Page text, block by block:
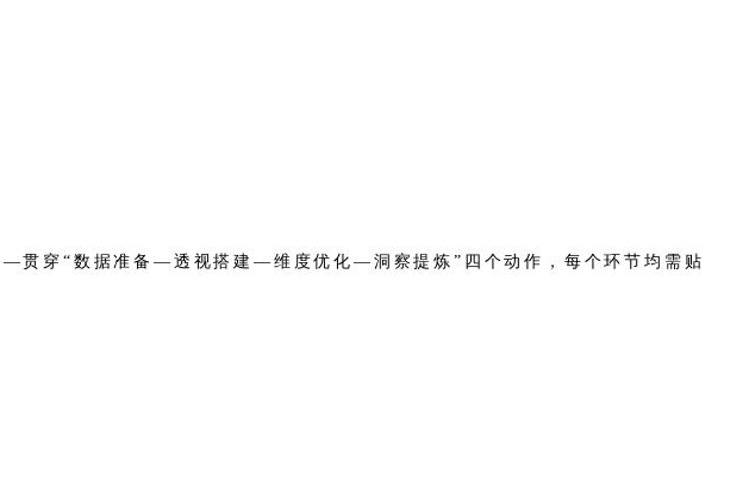
贯穿“数据准备—透视搭建—维度优化—洞察提炼”四个动作，每个环节均需贴